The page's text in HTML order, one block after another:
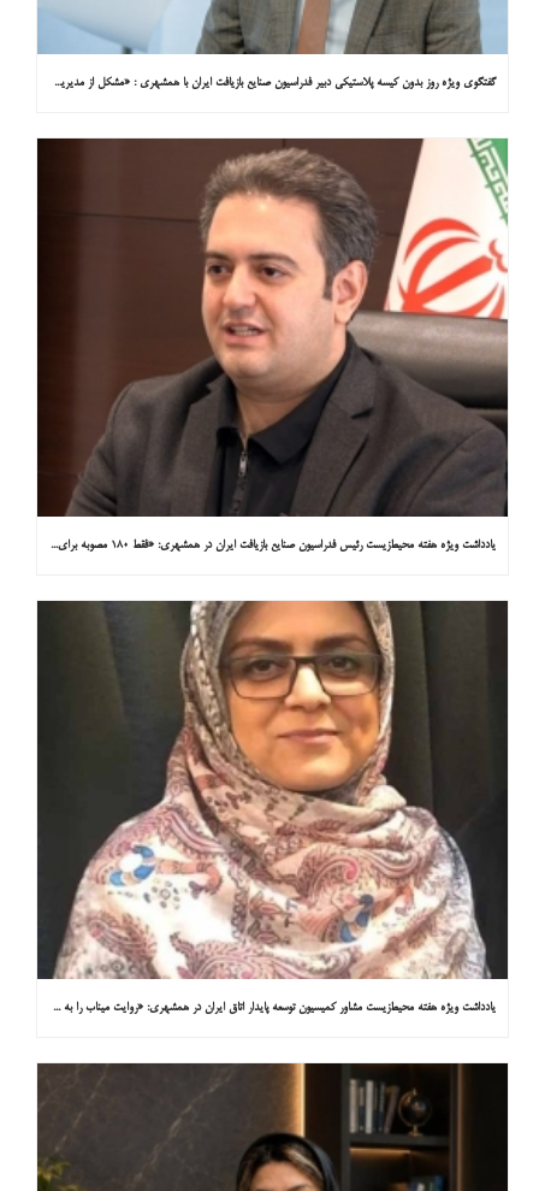
گفتگوی ویژه روز بدون کیسه پلاستیکی دبیر فدراسیون صنایع بازیافت ایران با همشهری : «مشکل از مدیریت پسماند پلاستیکی است، نه کیسه پلاستیکی»
یادداشت ویژه هفته محیط‌زیست رئیس فدراسیون صنایع بازیافت ایران در همشهری: «فقط ۱۸۰ مصوبه برای خارج کردن خودروهای فرسوده از خیابان‌ها»
یادداشت ویژه هفته محیط‌زیست مشاور کمیسیون توسعه پایدار اتاق ایران در همشهری: «روایت میناب را به کاپ ۳۱ ببریم»